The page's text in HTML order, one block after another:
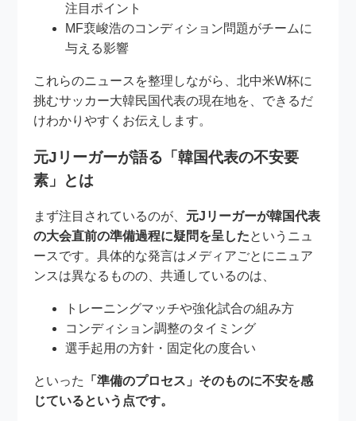
注目ポイント
MF裵峻浩のコンディション問題がチームに
与える影響
これらのニュースを整理しながら、北中米W杯に
挑むサッカー大韓民国代表の現在地を、できるだ
けわかりやすくお伝えします。
元Jリーガーが語る「韓国代表の不安要
素」とは
まず注目されているのが、 元Jリーガーが韓国代表
の大会直前の準備過程に疑問を呈したというニュ
ースです。具体的な発言はメディアごとにニュア
ンスは異なるものの、共通しているのは、
トレーニングマッチや強化試合の組み方
コンディション調整のタイミング
選手起用の方針・固定化の度合い
といった
「準備のプロセス」そのものに不安を感
じているという点です。